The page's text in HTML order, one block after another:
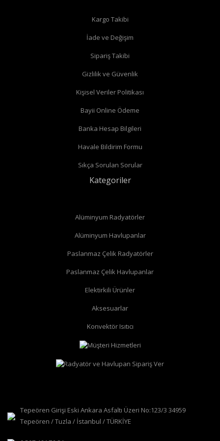
düz radyatör vanası
köşe radyatör vanası
Kargo Takibi
İade ve Değişim
Sipariş Takibi
Gizlilik ve Güvenlik
Kişisel Veriler Politikası
Bayii Online Ödeme
Banka Hesap Bilgileri
Havale Bildirim Formu
Sıkça Sorulan Sorular
Kategoriler
Alüminyum Radyatörler
Alüminyum Havlupanlar
Paslanmaz Çelik Radyatörler
Paslanmaz Çelik Havlupanlar
Elektirkili Ürünler
Aksesuarlar
Konvektör Isıtıcı
Tepeören Girişi Eski Ankara Asfaltı Üzeri No:123/3 34959
Tepeören / Tuzla / İstanbul / TÜRKİYE